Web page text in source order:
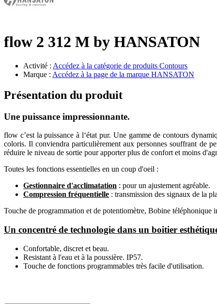
flow 2 312 M by HANSATON
Activité : Accédez à la catégorie de produits Contours
Marque : Accédez à la page de la marque HANSATON
Présentation du produit
Une puissance impressionnante.
flow c’est la puissance à l‘état pur. Une gamme de contours
coloris. Il conviendra particulièrement aux personnes souffrant de
réduire le niveau de sortie pour apporter plus de confort et moins
Toutes les fonctions essentielles en un coup d'oeil :
Gestionnaire d'acclimatation : pour un ajustement agréable.
Compression fréquentielle : transmission des signaux de la
Touche de programmation et de potentiomètre, Bobine téléphonique
Un concentré de technologie dans un boitier
Confortable, discret et beau.
Resistant à l'eau et à la poussière. IP57.
Touche de fonctions programmables très facile d'utilisation.